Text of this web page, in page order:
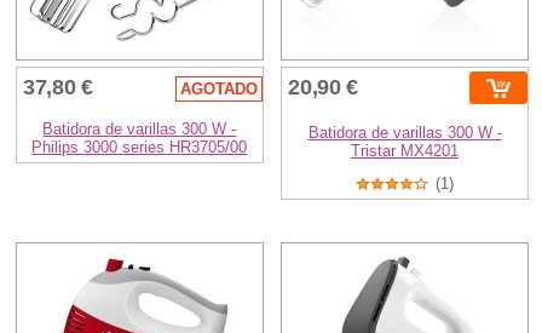
37,80 € AGOTADO
Batidora de varillas 300 W -
Philips 3000 series HR3705/00
20,90 €
Batidora de varillas 300 W -
Tristar MX4201
(1)